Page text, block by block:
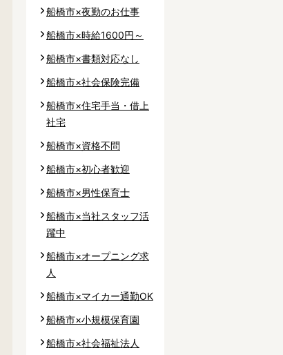
船橋市×夜勤のお仕事
船橋市×時給1600円～
船橋市×書類対応なし
船橋市×社会保険完備
船橋市×住宅手当・借上
社宅
船橋市×資格不問
船橋市×初心者歓迎
船橋市×男性保育士
船橋市×当社スタッフ活
躍中
船橋市×オープニング求
人
船橋市×マイカー通勤OK
船橋市×小規模保育園
船橋市×社会福祉法人